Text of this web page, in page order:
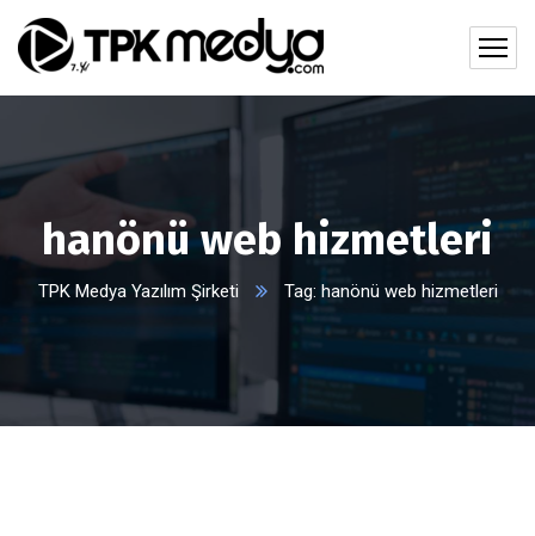
hanönü web hizmetleri
TPK Medya Yazılım Şirketi Tag: hanönü web hizmetleri